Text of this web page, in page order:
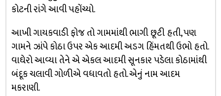
કોટની રાંગે આવી પહોંચ્યો.
આખી ગાયકવાડી ફોજ તો ગામમાંથી ભાગી છૂટી હતી, પણ
ગામને ઝાંપે કોઠા ઉપર એક આદમી અડગ હિંમતથી ઉભો હતો.
વાઘેરો આવ્યા તેને એ એકલ આદમી સૂનકાર પડેલા કોઠામાંથી
બંદૂક ચલાવી ગોળીએ વધાવતો હતો. એનું નામ આદમ
મકરાણી.